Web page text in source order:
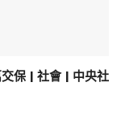
保 | 社會 | 中央社